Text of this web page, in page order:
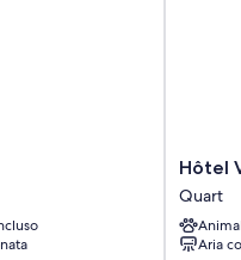
Hôtel
Village
Quart
Hôtel
Quart
Aria